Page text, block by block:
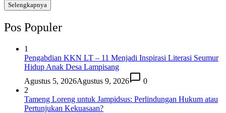
Selengkapnya
Pos Populer
1
Pengabdian KKN LT – 11 Menjadi Inspirasi Literasi Seumur
Hidup Anak Desa Lampisang
Agustus 5, 2026Agustus 9, 2026
0
2
Tameng Loreng untuk Jampidsus: Perlindungan Hukum atau
Pertunjukan Kekuasaan?